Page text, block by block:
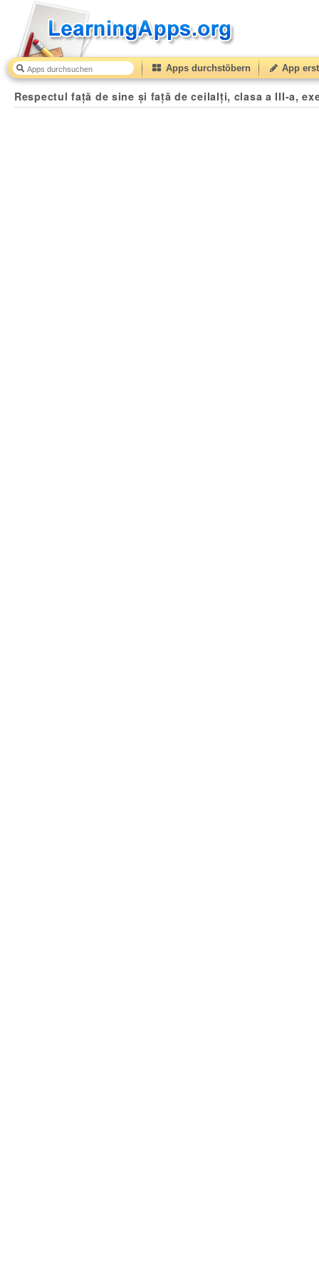
Apps durchstöbern App
Respectul față de sine și față de ceilalți, clasa a III-a,